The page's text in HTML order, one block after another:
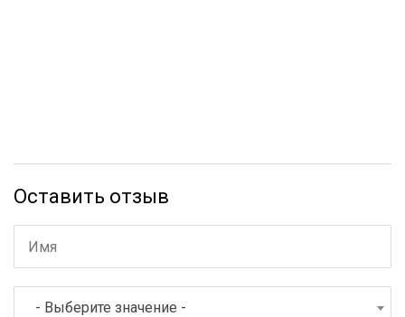
Оставить отзыв
- Выберите значение -